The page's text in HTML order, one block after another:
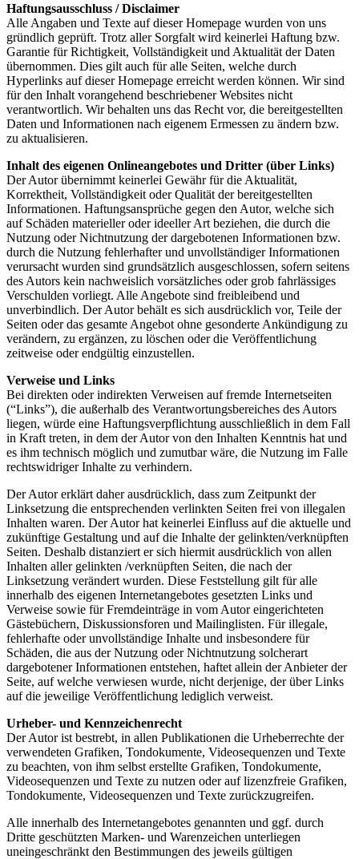
Haftungsausschluss / Disclaimer
Alle Angaben und Texte auf dieser Homepage wurden von uns
gründlich geprüft. Trotz aller Sorgfalt wird keinerlei Haftung bzw.
Garantie für Richtigkeit, Vollständigkeit und Aktualität der Daten
übernommen. Dies gilt auch für alle Seiten, welche durch
Hyperlinks auf dieser Homepage erreicht werden können. Wir sind
für den Inhalt vorangehend beschriebener Websites nicht
verantwortlich. Wir behalten uns das Recht vor, die bereitgestellten
Daten und Informationen nach eigenem Ermessen zu ändern bzw.
zu aktualisieren.
Inhalt des eigenen Onlineangebotes und Dritter (über Links)
Der Autor übernimmt keinerlei Gewähr für die Aktualität,
Korrektheit, Vollständigkeit oder Qualität der bereitgestellten
Informationen. Haftungsansprüche gegen den Autor, welche sich
auf Schäden materieller oder ideeller Art beziehen, die durch die
Nutzung oder Nichtnutzung der dargebotenen Informationen bzw.
durch die Nutzung fehlerhafter und unvollständiger Informationen
verursacht wurden sind grundsätzlich ausgeschlossen, sofern seitens
des Autors kein nachweislich vorsätzliches oder grob fahrlässiges
Verschulden vorliegt. Alle Angebote sind freibleibend und
unverbindlich. Der Autor behält es sich ausdrücklich vor, Teile der
Seiten oder das gesamte Angebot ohne gesonderte Ankündigung zu
verändern, zu ergänzen, zu löschen oder die Veröffentlichung
zeitweise oder endgültig einzustellen.
Verweise und Links
Bei direkten oder indirekten Verweisen auf fremde Internetseiten
(“Links”), die außerhalb des Verantwortungsbereiches des Autors
liegen, würde eine Haftungsverpflichtung ausschließlich in dem Fall
in Kraft treten, in dem der Autor von den Inhalten Kenntnis hat und
es ihm technisch möglich und zumutbar wäre, die Nutzung im Falle
rechtswidriger Inhalte zu verhindern.
Der Autor erklärt daher ausdrücklich, dass zum Zeitpunkt der
Linksetzung die entsprechenden verlinkten Seiten frei von illegalen
Inhalten waren. Der Autor hat keinerlei Einfluss auf die aktuelle und
zukünftige Gestaltung und auf die Inhalte der gelinkten/verknüpften
Seiten. Deshalb distanziert er sich hiermit ausdrücklich von allen
Inhalten aller gelinkten /verknüpften Seiten, die nach der
Linksetzung verändert wurden. Diese Feststellung gilt für alle
innerhalb des eigenen Internetangebotes gesetzten Links und
Verweise sowie für Fremdeinträge in vom Autor eingerichteten
Gästebüchern, Diskussionsforen und Mailinglisten. Für illegale,
fehlerhafte oder unvollständige Inhalte und insbesondere für
Schäden, die aus der Nutzung oder Nichtnutzung solcherart
dargebotener Informationen entstehen, haftet allein der Anbieter der
Seite, auf welche verwiesen wurde, nicht derjenige, der über Links
auf die jeweilige Veröffentlichung lediglich verweist.
Urheber- und Kennzeichenrecht
Der Autor ist bestrebt, in allen Publikationen die Urheberrechte der
verwendeten Grafiken, Tondokumente, Videosequenzen und Texte
zu beachten, von ihm selbst erstellte Grafiken, Tondokumente,
Videosequenzen und Texte zu nutzen oder auf lizenzfreie Grafiken,
Tondokumente, Videosequenzen und Texte zurückzugreifen.
Alle innerhalb des Internetangebotes genannten und ggf. durch
Dritte geschützten Marken- und Warenzeichen unterliegen
uneingeschränkt den Bestimmungen des jeweils gültigen